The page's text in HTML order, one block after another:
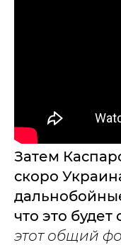
Затем
скоро
что это будет
этот общий